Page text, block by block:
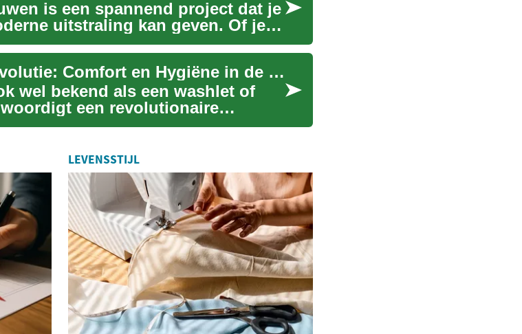
is een spannend project dat je
uitstraling kan geven. Of je
De Japanse Toilet Revolutie: Comfort en Hygiëne in de Badkamer
wel bekend als een washlet of
een revolutionaire
LEVENSSTIJL